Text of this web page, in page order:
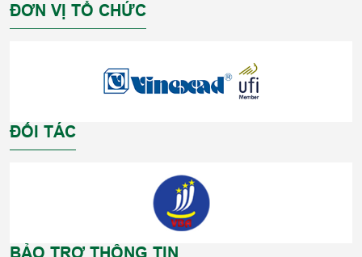
ĐƠN VỊ TỔ CHỨC
ĐỐI TÁC
BẢO TRỢ THÔNG TIN